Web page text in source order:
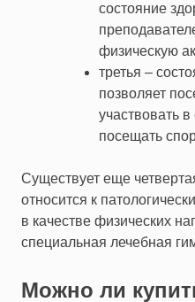
состояние
физическую
третья –
позволяет
участвовать
посещать
Существует еще
относится к
в качестве физических
специальная лечебная
Можно ли